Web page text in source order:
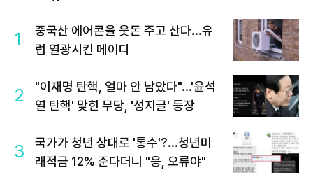
1
중국산 에어콘을 웃돈 주고 산다...유
럽 열광시킨 메이디
2
"이재명 탄핵, 얼마 안 남았다"...'윤석
열 탄핵' 맞힌 무당, '성지글' 등장
3
국가가 청년 상대로 '통수'?...청년미
래적금 12% 준다더니 "응, 오류야"